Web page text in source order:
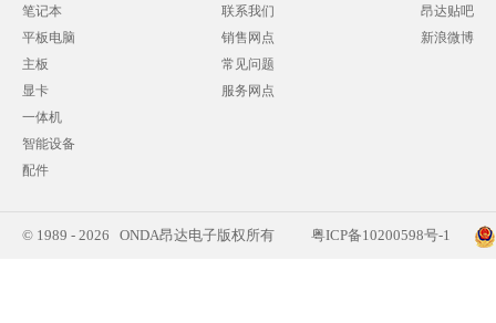
笔记本
平板电脑
主板
显卡
一体机
智能设备
配件
联系我们
销售网点
常见问题
服务网点
昂达贴吧
新浪微博
© 1989 - 2026 ONDA昂达电子版权所有 粤ICP备10200598号-1